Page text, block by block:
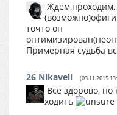
Ждем,проходим,
точто он
Примерная судьба
26 Nikaveli (03.11.2015
Все здорово, но
ходить